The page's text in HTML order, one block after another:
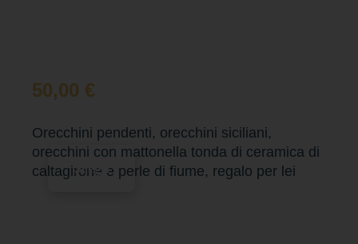
50,00 €
Orecchini pendenti, orecchini siciliani,
orecchini con mattonella tonda di ceramica di
caltagirone e perle di fiume, regalo per lei
Scegli